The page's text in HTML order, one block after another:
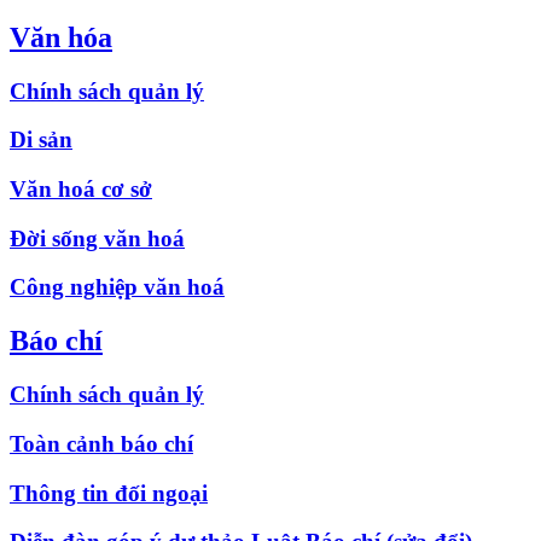
Văn hóa
Chính sách quản lý
Di sản
Văn hoá cơ sở
Đời sống văn hoá
Công nghiệp văn hoá
Báo chí
Chính sách quản lý
Toàn cảnh báo chí
Thông tin đối ngoại